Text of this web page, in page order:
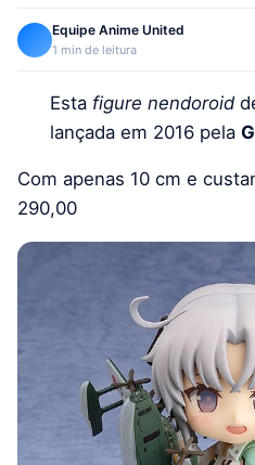
Equipe Anime United
1 min de leitura
Esta figure nendoroid
lançada em 2016 pela
Com apenas 10 cm e
290,00